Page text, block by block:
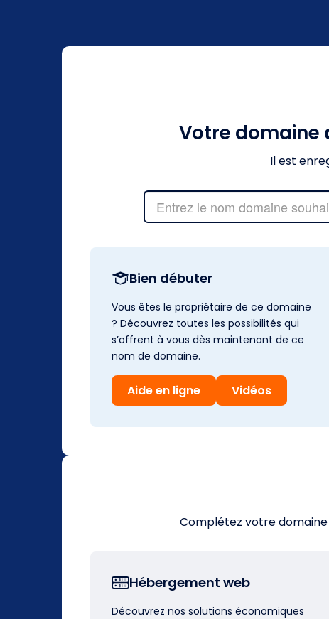
Votre domaine
Il est
Bien débuter
Vous êtes le propriétaire de ce domaine
? Découvrez toutes les possibilités qui
s’offrent à vous dès maintenant de ce
nom de domaine.
Aide en ligne Vidéos
Complétez votre
Hébergement web
Découvrez nos solutions économiques